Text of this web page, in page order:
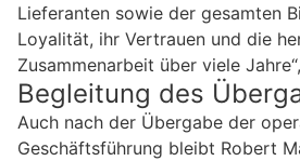
Lieferanten sowie der gesamten
Loyalität, ihr Vertrauen und die
Zusammenarbeit über viele
Begleitung des
Auch nach der Übergabe der
Geschäftsführung bleibt Robert